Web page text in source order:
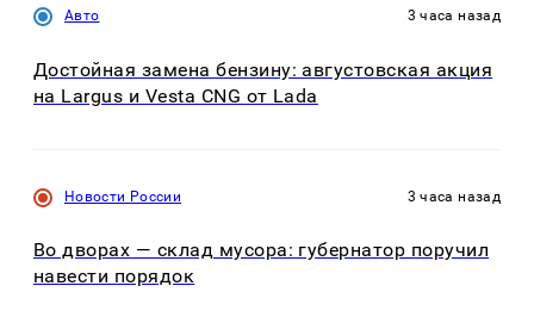
Авто 3 часа назад
Достойная замена бензину: августовская акция
на Largus и Vesta CNG от Lada
Новости России 3 часа назад
Во дворах — склад мусора: губернатор поручил
навести порядок